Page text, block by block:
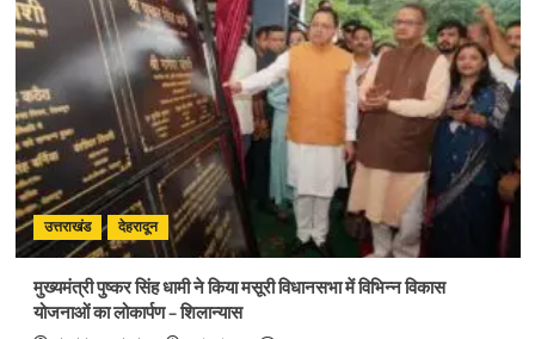
उत्तराखंड देहरादून
मुख्यमंत्री पुष्कर सिंह धामी ने किया मसूरी विधानसभा में विभिन्न विकास
योजनाओं का लोकार्पण – शिलान्यास